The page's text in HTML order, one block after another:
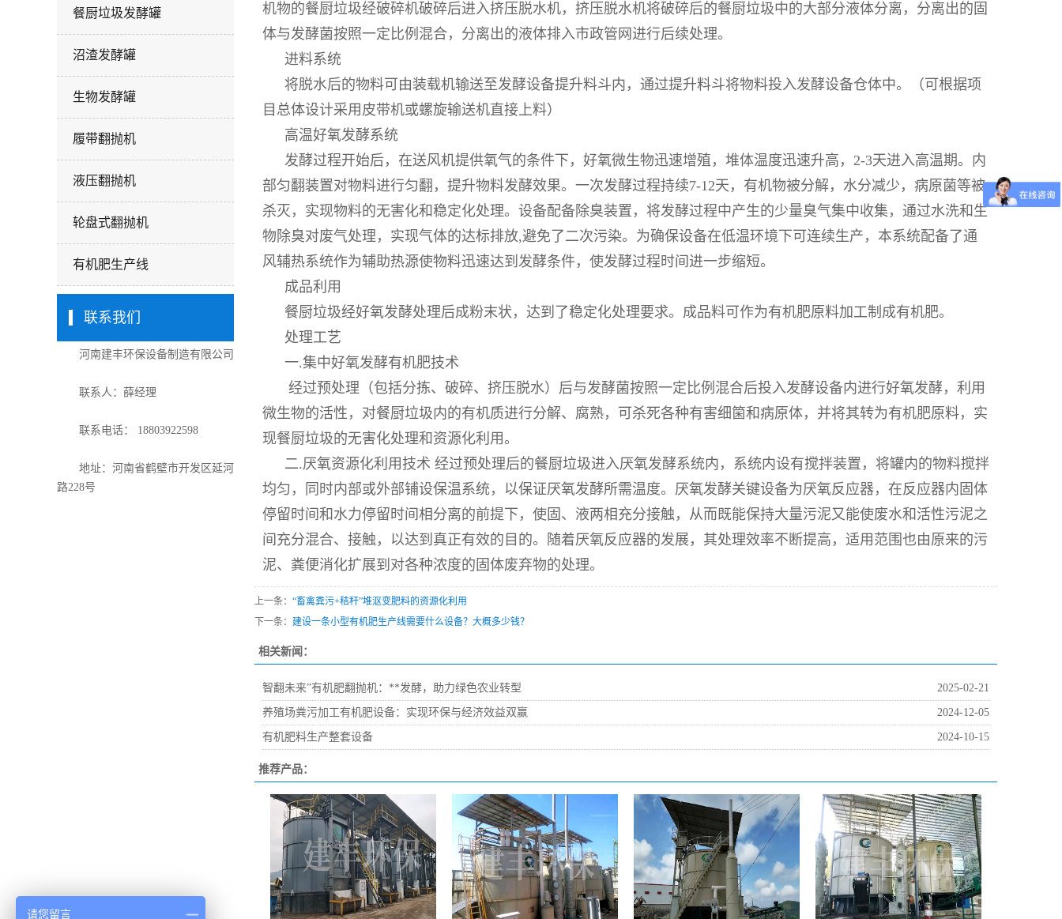
餐厨垃圾发酵罐
沼渣发酵罐
生物发酵罐
履带翻抛机
液压翻抛机
轮盘式翻抛机
有机肥生产线
联系我们
河南建丰环保设备制造有限公司
联系人：薛经理
联系电话： 18803922598
地址：河南省鹤壁市开发区延河
路228号
机物的餐厨垃圾经破碎机破碎后进入挤压脱水机，挤压脱水机将破碎后的餐厨垃圾中的大部分液体分离，分离出的固
体与发酵菌按照一定比例混合，分离出的液体排入市政管网进行后续处理。
进料系统
将脱水后的物料可由装载机输送至发酵设备提升料斗内，通过提升料斗将物料投入发酵设备仓体中。（可根据项
目总体设计采用皮带机或螺旋输送机直接上料）
高温好氧发酵系统
发酵过程开始后，在送风机提供氧气的条件下，好氧微生物迅速增殖，堆体温度迅速升高，2-3天进入高温期。内
部匀翻装置对物料进行匀翻，提升物料发酵效果。一次发酵过程持续7-12天，有机物被分解，水分减少，病原菌等被
杀灭，实现物料的无害化和稳定化处理。设备配备除臭装置，将发酵过程中产生的少量臭气集中收集，通过水洗和生
物除臭对废气处理，实现气体的达标排放,避免了二次污染。为确保设备在低温环境下可连续生产，本系统配备了通
风辅热系统作为辅助热源使物料迅速达到发酵条件，使发酵过程时间进一步缩短。
成品利用
餐厨垃圾经好氧发酵处理后成粉末状，达到了稳定化处理要求。成品料可作为有机肥原料加工制成有机肥。
处理工艺
一.集中好氧发酵有机肥技术
经过预处理（包括分拣、破碎、挤压脱水）后与发酵菌按照一定比例混合后投入发酵设备内进行好氧发酵，利用
微生物的活性，对餐厨垃圾内的有机质进行分解、腐熟，可杀死各种有害细箘和病原体，并将其转为有机肥原料，实
现餐厨垃圾的无害化处理和资源化利用。
二.厌氧资源化利用技术 经过预处理后的餐厨垃圾进入厌氧发酵系统内，系统内设有搅拌装置，将罐内的物料搅拌
均匀，同时内部或外部铺设保温系统，以保证厌氧发酵所需温度。厌氧发酵关键设备为厌氧反应器，在反应器内固体
停留时间和水力停留时间相分离的前提下，使固、液两相充分接触，从而既能保持大量污泥又能使废水和活性污泥之
间充分混合、接触，以达到真正有效的目的。随着厌氧反应器的发展，其处理效率不断提高，适用范围也由原来的污
泥、粪便消化扩展到对各种浓度的固体废弃物的处理。
上一条： “畜禽粪污+秸秆”堆沤变肥料的资源化利用
下一条： 建设一条小型有机肥生产线需要什么设备？大概多少钱？
相关新闻：
智翻未来”有机肥翻抛机：**发酵，助力绿色农业转型 2025-02-21
养殖场粪污加工有机肥设备：实现环保与经济效益双赢 2024-12-05
有机肥料生产整套设备 2024-10-15
推荐产品：
请您留言